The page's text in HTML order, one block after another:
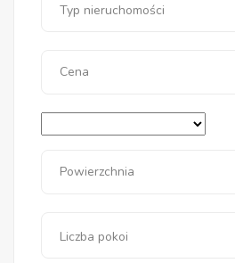
Typ nieruchomości
Cena
Powierzchnia
Liczba pokoi